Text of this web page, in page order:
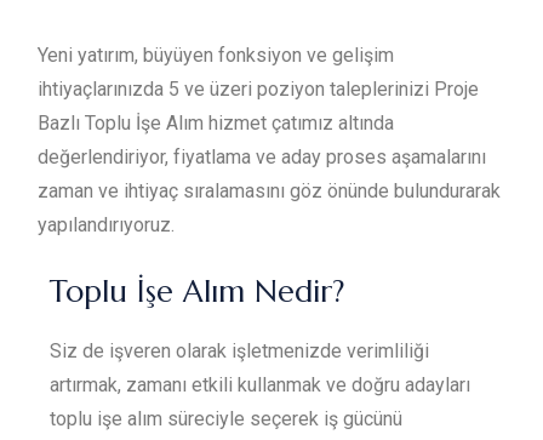
Yeni yatırım, büyüyen fonksiyon ve gelişim
ihtiyaçlarınızda 5 ve üzeri poziyon taleplerinizi Proje
Bazlı Toplu İşe Alım hizmet çatımız altında
değerlendiriyor, fiyatlama ve aday proses aşamalarını
zaman ve ihtiyaç sıralamasını göz önünde bulundurarak
yapılandırıyoruz.
Toplu İşe Alım Nedir?
Siz de işveren olarak işletmenizde verimliliği
artırmak, zamanı etkili kullanmak ve doğru adayları
toplu işe alım süreciyle seçerek iş gücünü